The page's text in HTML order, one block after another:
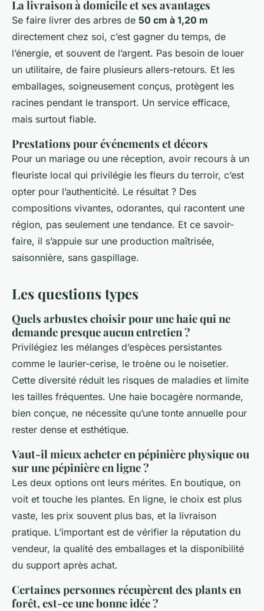
La livraison à domicile et ses avantages
Se faire livrer des arbres de 50 cm à 1,20 m
directement chez soi, c’est gagner du temps, de
l’énergie, et souvent de l’argent. Pas besoin de louer
un utilitaire, de faire plusieurs allers-retours. Et les
emballages, soigneusement conçus, protègent les
racines pendant le transport. Un service efficace,
mais surtout fiable.
Prestations pour événements et décors
Pour un mariage ou une réception, avoir recours à un
fleuriste local qui privilégie les fleurs du terroir, c’est
opter pour l’authenticité. Le résultat ? Des
compositions vivantes, odorantes, qui racontent une
région, pas seulement une tendance. Et ce savoir-
faire, il s’appuie sur une production maîtrisée,
saisonnière, sans gaspillage.
Les questions types
Quels arbustes choisir pour une haie qui ne
demande presque aucun entretien ?
Privilégiez les mélanges d’espèces persistantes
comme le laurier-cerise, le troène ou le noisetier.
Cette diversité réduit les risques de maladies et limite
les tailles fréquentes. Une haie bocagère normande,
bien conçue, ne nécessite qu’une tonte annuelle pour
rester dense et esthétique.
Vaut-il mieux acheter en pépinière physique ou
sur une pépinière en ligne ?
Les deux options ont leurs mérites. En boutique, on
voit et touche les plantes. En ligne, le choix est plus
vaste, les prix souvent plus bas, et la livraison
pratique. L’important est de vérifier la réputation du
vendeur, la qualité des emballages et la disponibilité
du support après achat.
Certaines personnes récupèrent des plants en
forêt, est-ce une bonne idée ?